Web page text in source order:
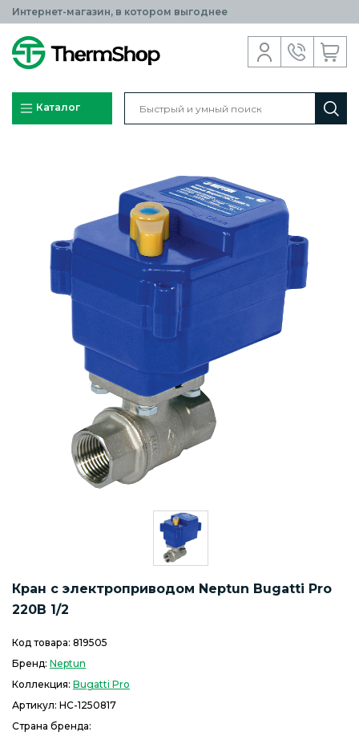
Интернет-магазин, в котором выгоднее
Каталог
Кран с электроприводом Neptun Bugatti Pro
220B 1/2
Код товара: 819505
Бренд: Neptun
Коллекция: Bugatti Pro
Артикул: НС-1250817
Страна бренда: